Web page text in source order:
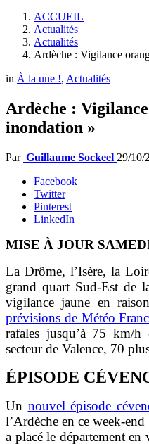
ACCUEIL
Actualités
Actualités
Ardèche : Vigilance
in À la une !, Actualités
Ardèche :
inondation »
Par Guillaume Sockeel 29/10/
Facebook
Twitter
Pinterest
LinkedIn
MISE À JOUR
La Drôme, l’Isère, la
grand quart Sud-Est de
vigilance jaune en
prévisions de Météo
rafales jusqu’à 75 km/
secteur de Valence, 70
ÉPISODE
Un nouvel épisode
l’Ardèche en ce week-
a placé le département